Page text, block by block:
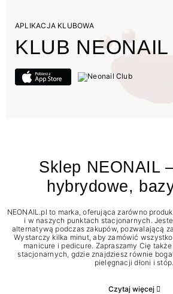
APLIKACJA KLUBOWA
KLUB NEONAIL
Sklep NEONAIL
hybrydowe,
NEONAIL.pl to marka, oferująca zarówno
i w naszych punktach stacjonarnych.
alternatywą podczas zakupów, pozwalającą
Wystarczy kilka minut, aby zamówić
manicure i pedicure. Zapraszamy Cię
stacjonarnych, gdzie znajdziesz równie
pielęgnacji dłoni i stóp.
Czytaj więcej